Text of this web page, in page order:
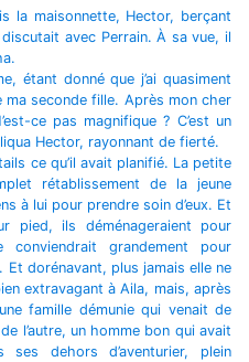
la maisonnette, Hector, berçant
avec Perrain. À sa vue, il
étant donné que j’ai quasiment
ma seconde fille. Après mon cher
ce pas magnifique ? C’est un
Hector, rayonnant de fierté.
ce qu’il avait planifié. La petite
rétablissement de la jeune
à lui pour prendre soin d’eux. Et
pied, ils déménageraient pour
conviendrait grandement pour
dorénavant, plus jamais elle ne
extravagant à Aila, mais, après
famille démunie qui venait de
l’autre, un homme bon qui avait
dehors d’aventurier, plein